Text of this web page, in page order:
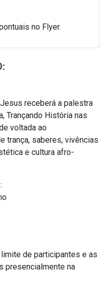
no Flyer.
receberá a palestra
Trançando História nas
voltada ao
trança, saberes, vivências
e cultura afro-
de participantes e as
presencialmente na